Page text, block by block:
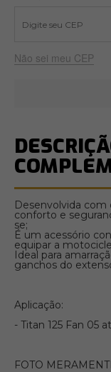
Não sei meu CEP
Desenvolvida
conforto e
se;
É um acessório
equipar a
Ideal para
ganchos do
Aplicação:
- Titan 125 Fan 05
FOTO